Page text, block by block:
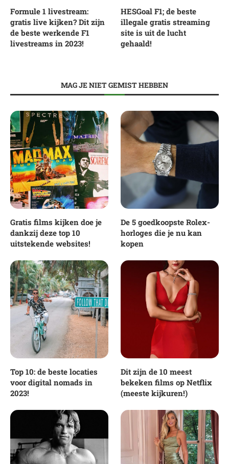
Formule 1 livestream:
gratis live kijken? Dit zijn
de beste werkende F1
livestreams in 2023!
HESGoal F1; de beste
illegale gratis streaming
site is uit de lucht
gehaald!
MAG JE NIET GEMIST HEBBEN
Gratis films kijken doe je
dankzij deze top 10
uitstekende websites!
De 5 goedkoopste Rolex-
horloges die je nu kan
kopen
Top 10: de beste locaties
voor digital nomads in
2023!
Dit zijn de 10 meest
bekeken films op Netflix
(meeste kijkuren!)